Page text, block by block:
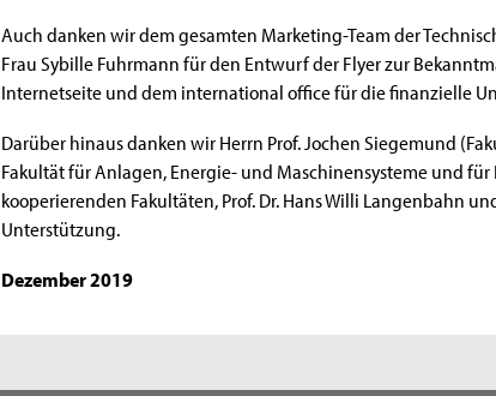
Auch danken wir dem gesamten Marketing-Team der
Frau Sybille Fuhrmann für den Entwurf der Flyer zur
Internetseite und dem international office für die finanzielle
Darüber hinaus danken wir Herrn Prof. Jochen Siegemund
Fakultät für Anlagen, Energie- und Maschinensysteme und
kooperierenden Fakultäten, Prof. Dr. Hans Willi Langenbahn
Unterstützung.
Dezember 2019